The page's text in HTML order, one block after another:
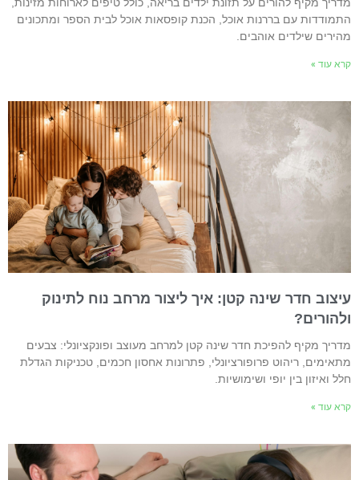
עם בררנות אוכל, הכנת קופסאות אוכל לבית הספר ומתכונים
שילדים אוהבים.
עוד »
חדר שינה קטן: איך ליצור מרחב נוח לתינוק
מקיף להפיכת חדר שינה קטן למרחב מעוצב ופונקציונלי: צבעים
ריהוט פרופורציונלי, פתרונות אחסון חכמים, טכניקות הגדלת
ואיזון בין יופי ושימושיות.
עוד »